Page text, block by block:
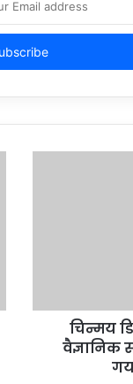
चिन्मय
वैज्ञानिक